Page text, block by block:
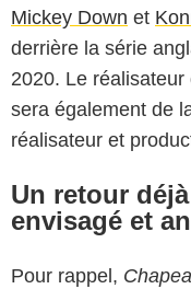
Mickey Down et
derrière la série
2020. Le réalisateur
sera également de
réalisateur et
Un retour
envisagé et
Pour rappel,